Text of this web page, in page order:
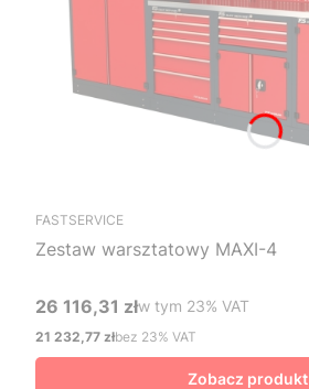
FASTSERVICE
Zestaw warsztatowy MAXI-4
Cena brutto
26 116,31 złw tym %s VAT
w tym 23% VAT
Cena netto
21 232,77 złbez 23% VAT
Zobacz produkt